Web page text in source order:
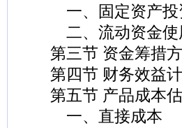
一、固定资产投
二、流动资金使
第三节 资金筹措
第四节 财务效益计
第五节 产品成本
一、直接成本